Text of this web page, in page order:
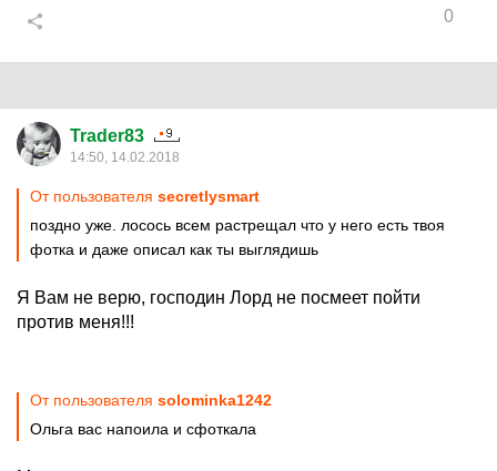
0
Trader83
14:50, 14.02.2018
От пользователя secretlysmart
поздно уже. лосось всем растрещал что у него есть твоя
фотка и даже описал как ты выглядишь
Я Вам не верю, господин Лорд не посмеет пойти
против меня!!!
От пользователя solominka1242
Ольга вас напоила и сфоткала